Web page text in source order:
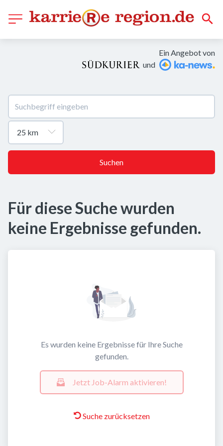
Ein Angebot von
und
Suchen
Für diese Suche wurden
keine Ergebnisse gefunden.
Es wurden keine Ergebnisse für Ihre Suche
gefunden.
Jetzt Job-Alarm aktivieren!
Suche zurücksetzen